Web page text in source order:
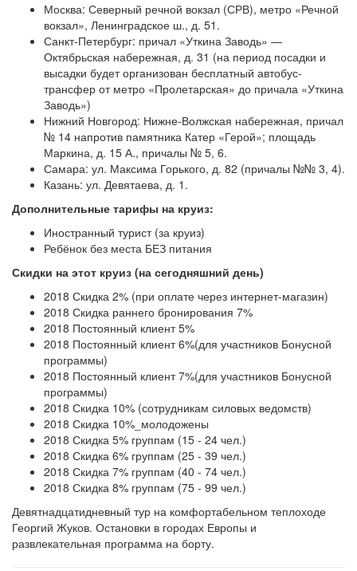
Москва: Северный речной вокзал (СРВ), метро «Речной
вокзал», Ленинградское ш., д. 51.
Санкт-Петербург: причал «Уткина Заводь» —
Октябрьская набережная, д. 31 (на период посадки и
высадки будет организован бесплатный автобус-
трансфер от метро «Пролетарская» до причала «Уткина
Заводь»)
Нижний Новгород: Нижне-Волжская набережная, причал
№ 14 напротив памятника Катер «Герой»; площадь
Маркина, д. 15 А., причалы № 5, 6.
Самара: ул. Максима Горького, д. 82 (причалы №№ 3, 4).
Казань: ул. Девятаева, д. 1.
Дополнительные тарифы на круиз:
Иностранный турист (за круиз)
Ребёнок без места БЕЗ питания
Скидки на этот круиз (на сегодняшний день)
2018 Скидка 2% (при оплате через интернет-магазин)
2018 Скидка раннего бронирования 7%
2018 Постоянный клиент 5%
2018 Постоянный клиент 6%(для участников Бонусной
программы)
2018 Постоянный клиент 7%(для участников Бонусной
программы)
2018 Скидка 10% (сотрудникам силовых ведомств)
2018 Скидка 10%_молодожены
2018 Скидка 5% группам (15 - 24 чел.)
2018 Скидка 6% группам (25 - 39 чел.)
2018 Скидка 7% группам (40 - 74 чел.)
2018 Скидка 8% группам (75 - 99 чел.)
Девятнадцатидневный тур на комфортабельном теплоходе
Георгий Жуков. Остановки в городах Европы и
развлекательная программа на борту.